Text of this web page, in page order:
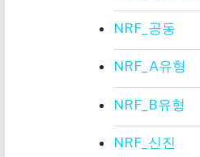
NRF_공동
NRF_A유형
NRF_B유형
NRF_신진